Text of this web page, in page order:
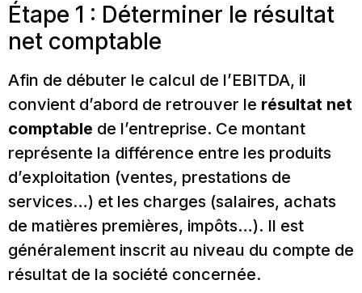
Étape 1 : Déterminer le résultat
net comptable
Afin de débuter le calcul de l’EBITDA, il
convient d’abord de retrouver le résultat net
comptable de l’entreprise. Ce montant
représente la différence entre les produits
d’exploitation (ventes, prestations de
services…) et les charges (salaires, achats
de matières premières, impôts…). Il est
généralement inscrit au niveau du compte de
résultat de la société concernée.